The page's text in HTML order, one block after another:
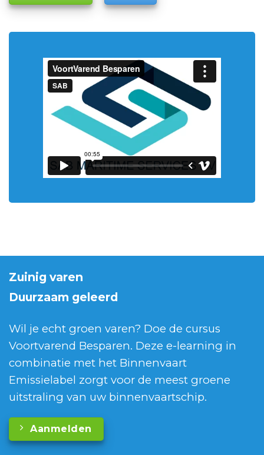
Zuinig varen
Duurzaam geleerd
Wil je echt groen varen? Doe de cursus
Voortvarend Besparen. Deze e-learning in
combinatie met het Binnenvaart
Emissielabel zorgt voor de meest groene
uitstraling van uw binnenvaartschip.
Aanmelden